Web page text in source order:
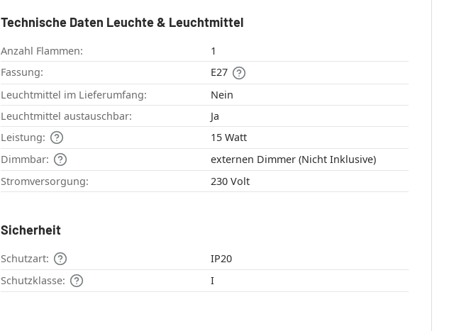
Technische Daten Leuchte & Leuchtmittel
Anzahl Flammen:
1
Fassung:
E27
Leuchtmittel im Lieferumfang:
Nein
Leuchtmittel austauschbar:
Ja
Leistung:
15 Watt
Dimmbar:
externen Dimmer (Nicht Inklusive)
Stromversorgung:
230 Volt
Sicherheit
Schutzart:
IP20
Schutzklasse:
I